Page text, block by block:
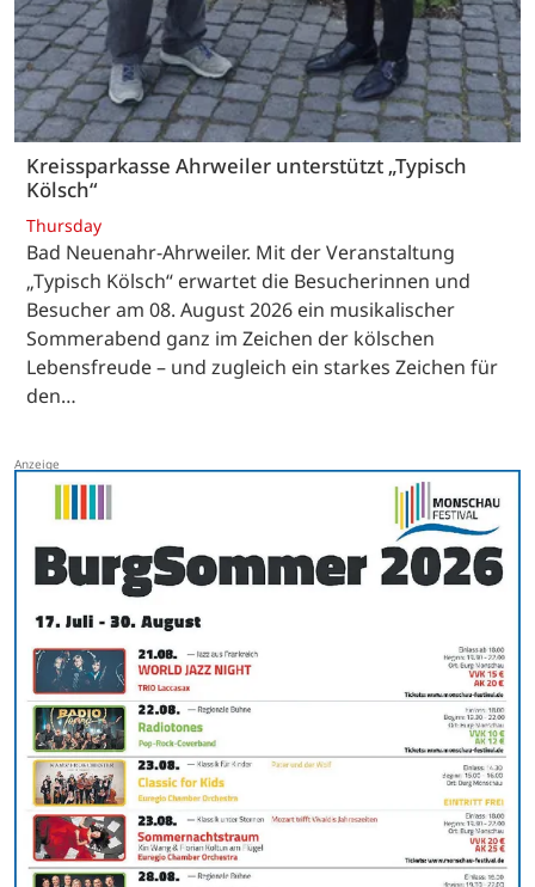
Kreissparkasse Ahrweiler unterstützt „Typisch
Kölsch“
Thursday
Bad Neuenahr-Ahrweiler. Mit der Veranstaltung
„Typisch Kölsch“ erwartet die Besucherinnen und
Besucher am 08. August 2026 ein musikalischer
Sommerabend ganz im Zeichen der kölschen
Lebensfreude – und zugleich ein starkes Zeichen für
den…